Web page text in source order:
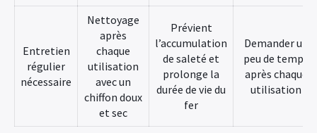
Entretien
régulier
nécessaire
Nettoyage
après
chaque
utilisation
avec un
chiffon doux
et sec
Prévient
l’accumulation
de saleté et
prolonge la
durée de vie du
fer
Demander un
peu de temps
après chaque
utilisation